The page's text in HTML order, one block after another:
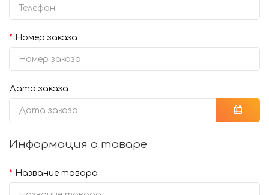
Номер заказа
Дата заказа
Информация о товаре
Название товара